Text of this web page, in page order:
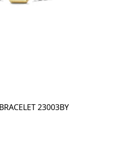
23003BY